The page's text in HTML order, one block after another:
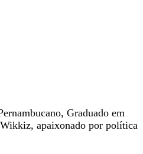
Graduado em
apaixonado por política